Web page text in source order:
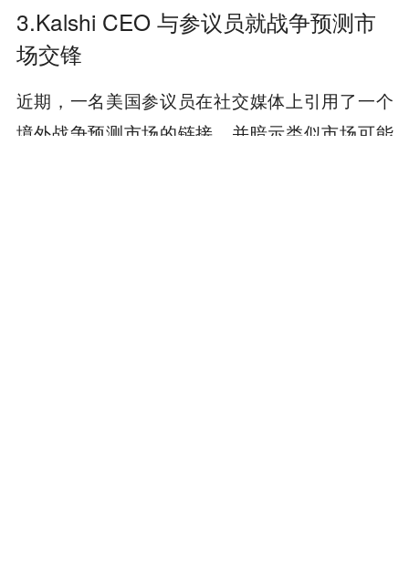
3.Kalshi CEO 与参议员就战争预测市
场交锋
近期，一名美国参议员在社交媒体上引用了一个
境外战争预测市场的链接，并暗示类似市场可能